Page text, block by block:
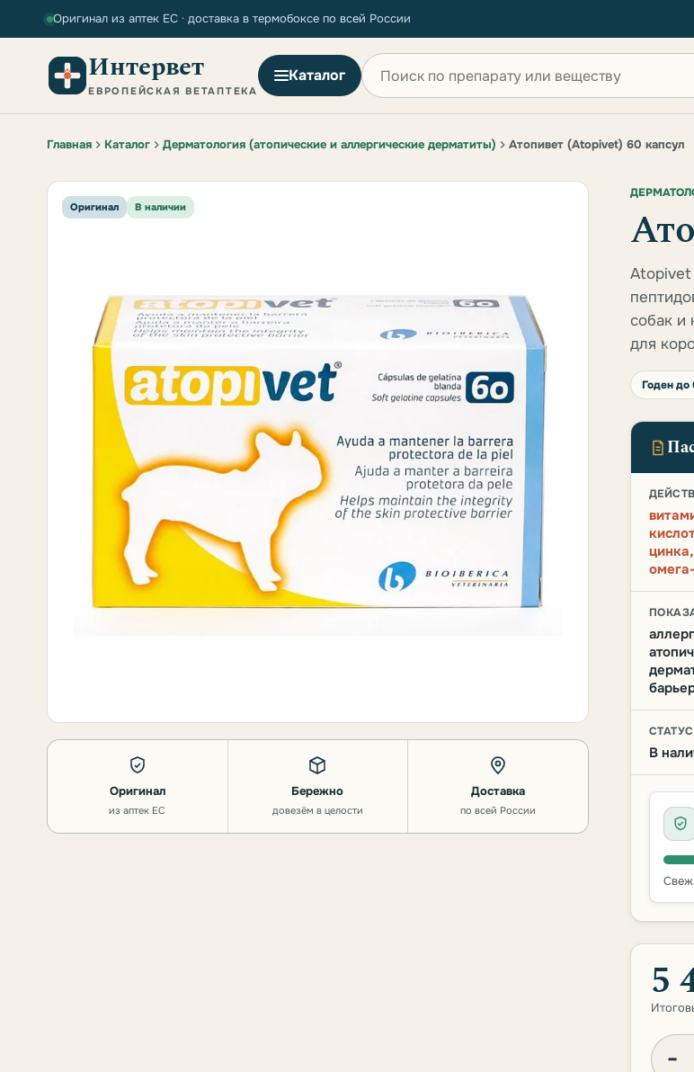
Оригинал из аптек ЕС · доставка в термобоксе по всей России
Интервет
ЕВРОПЕЙСКАЯ ВЕТАПТЕКА
Каталог
Поиск по сайту
Главная Каталог Дерматология (атопические и аллергические дерматиты) Атопивет (Atopivet) 60 капсул
Оригинал В наличии
Оригинал
из аптек ЕС
Бережно
довезём в целости
Доставка
по всей России
Atopivet
собак и
для
Годен до
СТАТУС
В
5
−